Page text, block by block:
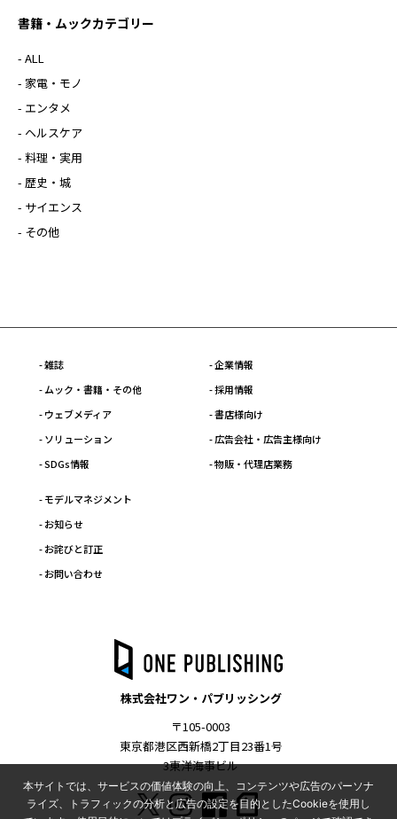
書籍・ムックカテゴリー
- ALL
- 家電・モノ
- エンタメ
- ヘルスケア
- 料理・実用
- 歴史・城
- サイエンス
- その他
- 雑誌
- ムック・書籍・その他
- ウェブメディア
- ソリューション
- SDGs情報
- 企業情報
- 採用情報
- 書店様向け
- 広告会社・広告主様向け
- 物販・代理店業務
- モデルマネジメント
- お知らせ
- お詫びと訂正
- お問い合わせ
株式会社ワン・パブリッシング
〒105-0003
東京都港区西新橋2丁目23番1号
3東洋海事ビル
本サイトでは、サービスの価値体験の向上、コンテンツや広告のパーソナ
ライズ、トラフィックの分析と広告の設定を目的としたCookieを使用し